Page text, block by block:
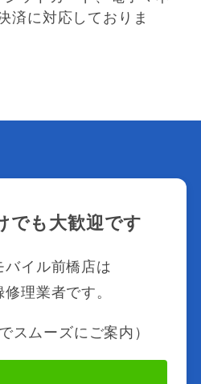
済に対応しておりま
でも大歓迎です
バイル前橋店は
理業者です。
スムーズにご案内）